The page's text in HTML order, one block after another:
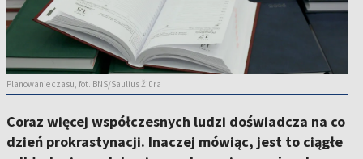
Planowanie czasu, fot. BNS/Saulius Žiūra
Coraz więcej współczesnych ludzi doświadcza na co
dzień prokrastynacji. Inaczej mówiąc, jest to ciągłe